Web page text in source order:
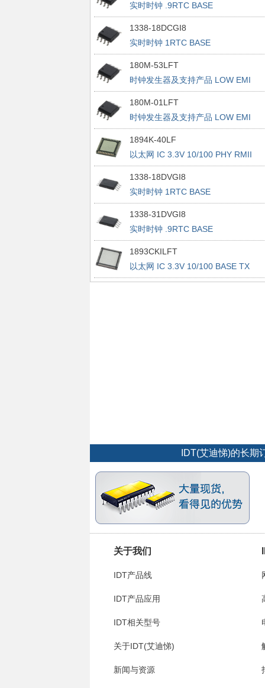
实时时钟 .9RTC BASE
1338-18DCGI8
实时时钟 1RTC BASE
180M-53LFT
时钟发生器及支持产品 LOW EMI
CLOCK GENERATOR
180M-01LFT
时钟发生器及支持产品 LOW EMI
CLOCK GENERATOR
1894K-40LF
以太网 IC 3.3V 10/100 PHY RMII
1338-18DVGI8
实时时钟 1RTC BASE
1338-31DVGI8
实时时钟 .9RTC BASE
1893CKILFT
以太网 IC 3.3V 10/100 BASE TX
INTEGRATED PHYCEIVER
IDT(艾迪悌)的长
关于我们
IDT产品线
IDT产品应用
IDT相关型号
关于IDT(艾迪悌)
新闻与资源